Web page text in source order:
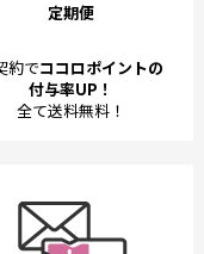
定期便
約でココロポイントの
付与率UP！
全て送料無料！